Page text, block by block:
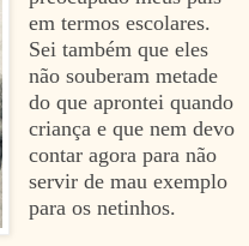
em termos escolares.
Sei também que eles
não souberam metade
do que aprontei quando
criança e que nem devo
contar agora para não
servir de mau exemplo
para os netinhos.